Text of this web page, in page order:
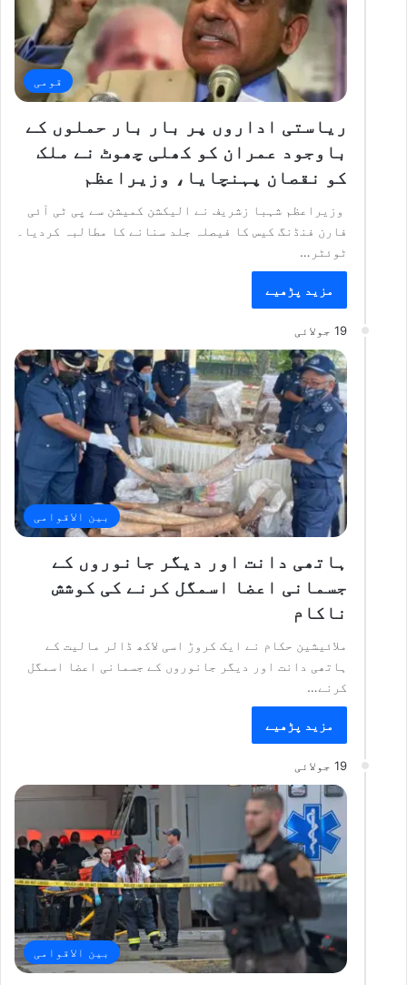
قومی
ریاستی اداروں پر بار بار حملوں کے
باوجود عمران کو کھلی چھوٹ نے ملک
کو نقصان پہنچایا، وزیراعظم
وزیراعظم شہبا زشریف نے الیکشن کمیشن سے پی ٹی آئی
فارن فنڈنگ کیس کا فیصلہ جلد سنانے کا مطالبہ کردیا۔
ٹوئٹر…
مزید پڑھیے
19 جولائی
بین الاقوامی
ہاتھی دانت اور دیگر جانوروں کے
جسمانی اعضا اسمگل کرنے کی کوشش
ناکام
ملائیشین حکام نے ایک کروڑ اسی لاکھ ڈالر مالیت کے
ہاتھی دانت اور دیگر جانوروں کے جسمانی اعضا اسمگل
کرنے…
مزید پڑھیے
19 جولائی
بین الاقوامی